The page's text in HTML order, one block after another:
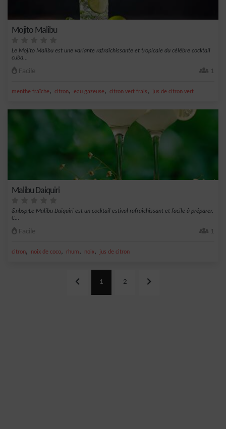
Mojito Malibu
Le Mojito Malibu est une variante rafraîchissante et tropicale du célèbre cocktail
cuba...
Facile 1
menthe fraîche, citron, eau gazeuse, citron vert frais, jus de citron vert
Malibu Daiquiri
&nbsp;Le Malibu Daiquiri est un cocktail estival rafraîchissant et facile à préparer.
C...
Facile 1
citron, noix de coco, rhum, noix, jus de citron
1 2